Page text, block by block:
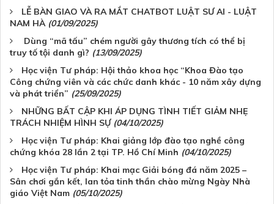
LỄ BÀN GIAO VÀ RA MẮT CHATBOT LUẬT SƯ AI - LUẬT
NAM HÀ (01/09/2025)
Dùng “mã tấu” chém người gây thương tích có thể bị
truy tố tội danh gì? (13/09/2025)
Học viện Tư pháp: Hội thảo khoa học “Khoa Đào tạo
Công chứng viên và các chức danh khác - 10 năm xây dựng
và phát triển” (25/09/2025)
NHỮNG BẤT CẬP KHI ÁP DỤNG TÌNH TIẾT GIẢM NHẸ
TRÁCH NHIỆM HÌNH SỰ (04/10/2025)
Học viện Tư pháp: Khai giảng lớp đào tạo nghề công
chứng khóa 28 lần 2 tại TP. Hồ Chí Minh (04/10/2025)
Học viện Tư pháp: Khai mạc Giải bóng đá năm 2025 –
Sân chơi gắn kết, lan tỏa tinh thần chào mừng Ngày Nhà
giáo Việt Nam (05/10/2025)